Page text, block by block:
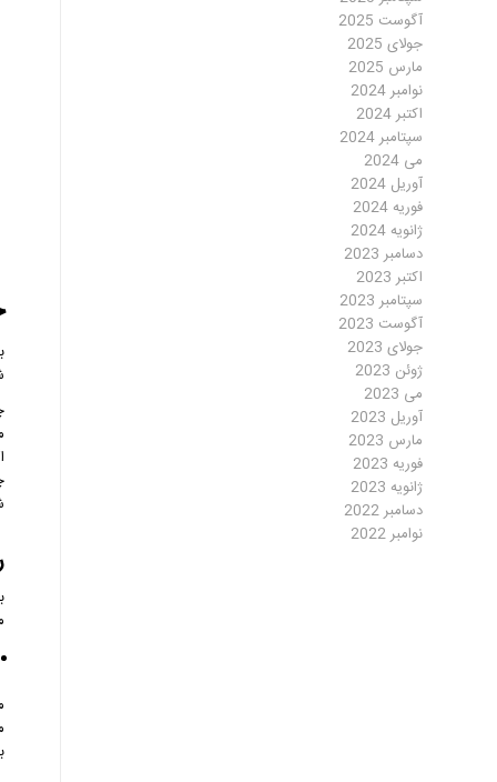
آگوست 2025
جولای 2025
مارس 2025
نوامبر 2024
اکتبر 2024
سپتامبر 2024
می 2024
آوریل 2024
فوریه 2024
ژانویه 2024
دسامبر 2023
اکتبر 2023
سپتامبر 2023
آگوست 2023
جولای 2023
ژوئن 2023
می 2023
آوریل 2023
مارس 2023
فوریه 2023
ژانویه 2023
دسامبر 2022
نوامبر 2022